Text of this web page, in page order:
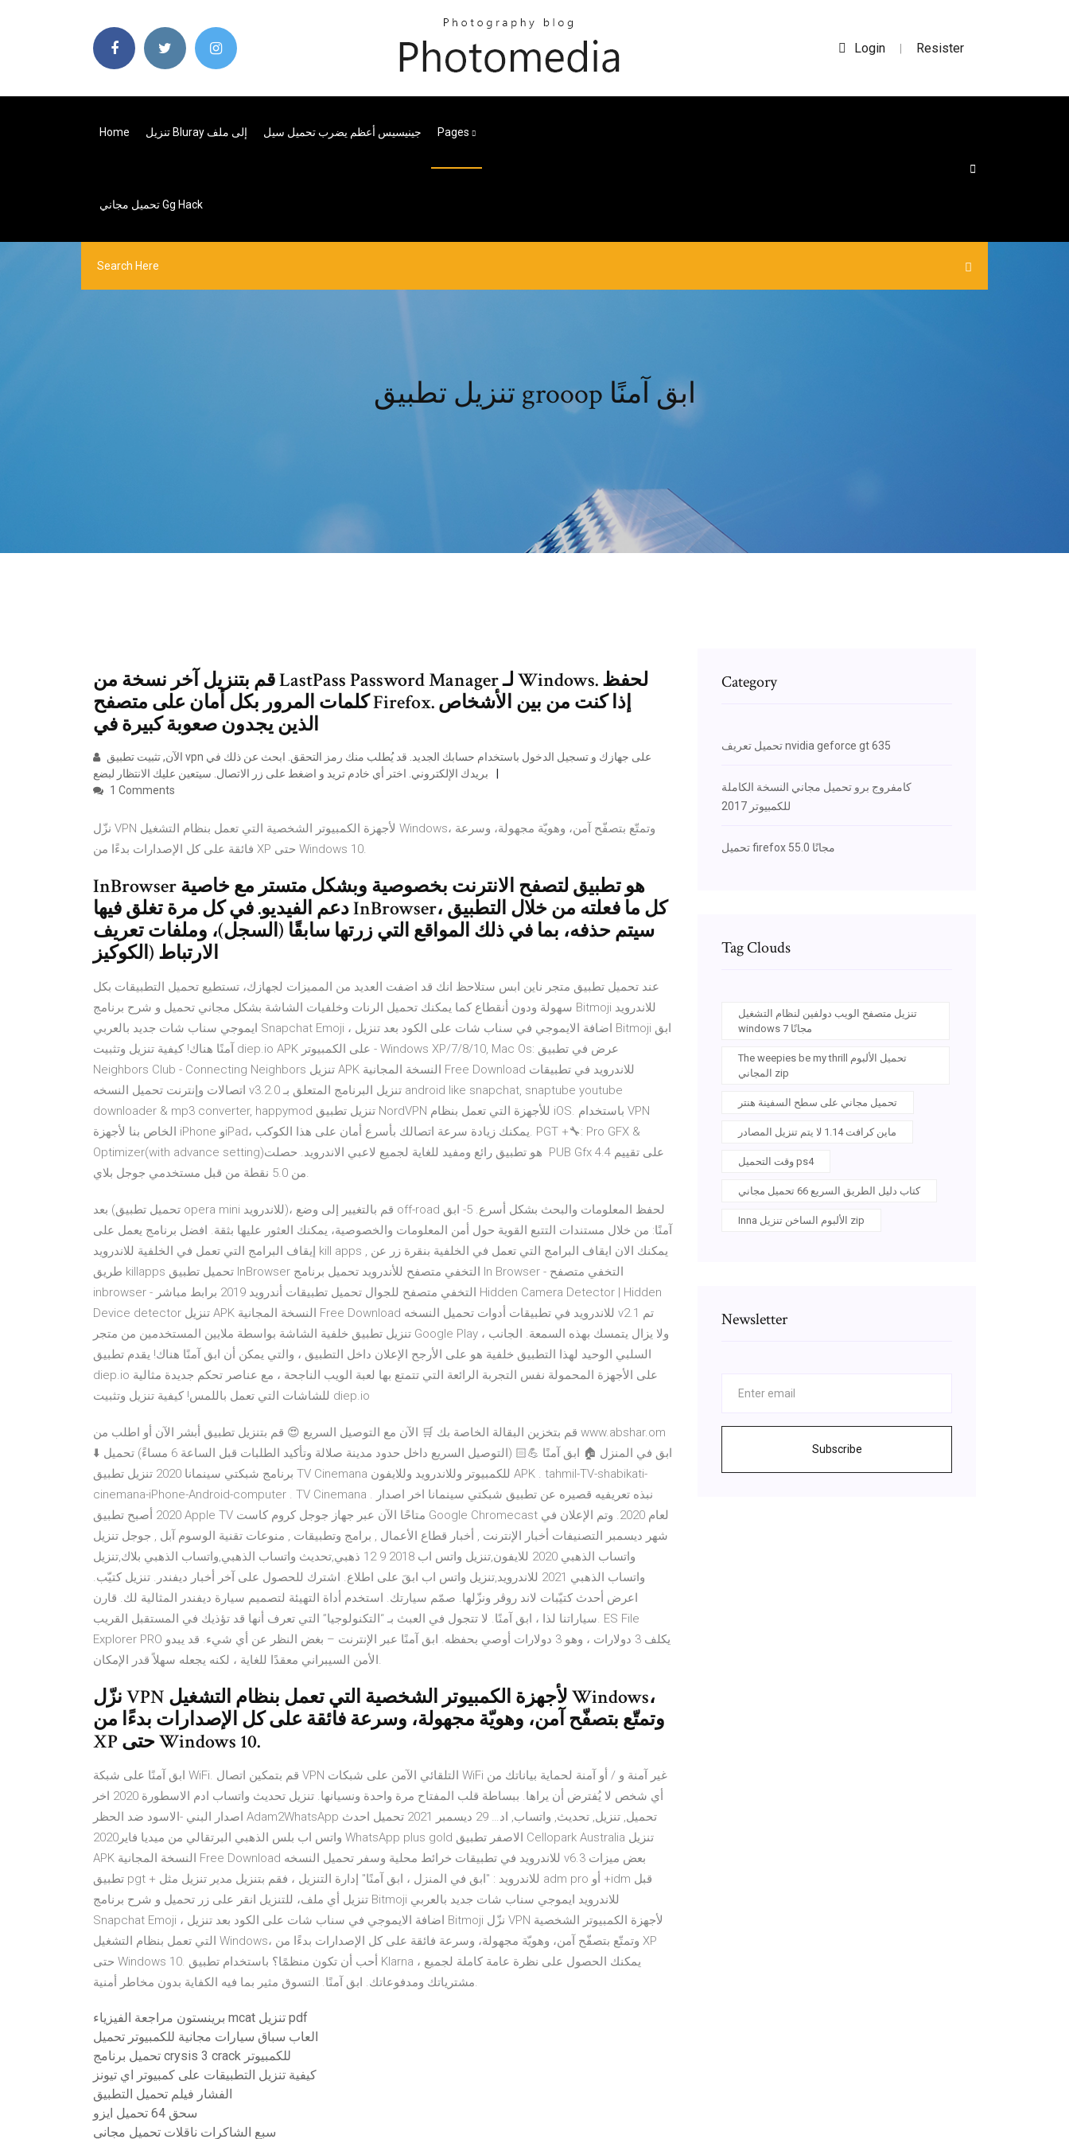
Login | Resister
Home تنزيل Bluray إلى ملف جينيسيس أعظم يضرب تحميل سيل Pages
تحميل مجاني Gg Hack
تنزيل تطبيق grooop ابق آمنًا
قم بتنزيل آخر نسخة من LastPass Password Manager لـ Windows. لحفظ
كلمات المرور بكل أمان على متصفح Firefox. إذا كنت من بين الأشخاص
الذين يجدون صعوبة كبيرة في
بريدك الإلكتروني. اختر أي خادم تريد و اضغط على زر الاتصال. سيتعين عليك الانتظار لبضع
1 Comments
نزّل VPN لأجهزة الكمبيوتر الشخصية التي تعمل بنظام التشغيل Windows، وتمتّع بتصفّح آمن، وهويّة مجهولة، وسرعة
فائقة على كل الإصدارات بدءًا من XP حتى Windows 10.
InBrowser هو تطبيق لتصفح الانترنت بخصوصية وبشكل متستر مع خاصية
دعم الفيديو. في كل مرة تغلق فيها InBrowser، كل ما فعلته من خلال التطبيق
سيتم حذفه، بما في ذلك المواقع التي زرتها سابقًا (السجل)، وملفات تعريف
الارتباط (الكوكيز
عند تحميل تطبيق متجر ناين ابس ستلاحظ انك قد اضفت العديد من المميزات لجهازك، تستطيع تحميل التطبيقات بكل
سهولة ودون أنقطاع كما يمكنك تحميل الرنات وخلفيات الشاشة بشكل مجاني تحميل و شرح برنامج Bitmoji للاندرويد
ايموجي سناب شات جديد بالعربي Snapchat Emoji ، اضافة الايموجي في سناب شات على الكود بعد تنزيل Bitmoji ابق
آمنًا هناك! كيفية تنزيل وتثبيت diep.io APK على الكمبيوتر - Windows XP/7/8/10, Mac Os: عرض في تطبيق
Neighbors Club - Connecting Neighbors تنزيل APK النسخة المجانية Free Download للاندرويد في تطبيقات
اتصالات وإنترنت تحميل النسخه v3.2.0 تنزيل البرنامج المتعلق بـ android like snapchat, snaptube youtube
downloader & mp3 converter, happymod تنزيل تطبيق NordVPN للأجهزة التي تعمل بنظام iOS. باستخدام VPN
الخاص بنا لأجهزة iPhone وiPad، يمكنك زيادة سرعة اتصالك بأسرع أمان على هذا الكوكب. PGT +🔧: Pro GFX &
Optimizer(with advance setting)‏ هو تطبيق رائع ومفيد للغاية لجميع لاعبي الاندرويد. حصلت PUB Gfx على تقييم 4.4
من 5.0 نقطة من قبل مستخدمي جوجل بلاي.
بعد (تحميل تطبيق opera mini للاندرويد)، قم بالتغيير إلى وضع off-road لحفظ المعلومات والبحث بشكل أسرع. 5- ابق
آمنًا: من خلال مستندات التتبع القوية حول أمن المعلومات والخصوصية، يمكنك العثور عليها بثقة. افضل برنامج يعمل على
إيقاف البرامج التي تعمل في الخلفية للاندرويد kill apps , يمكنك الان ايقاف البرامج التي تعمل في الخلفية بنقرة زر عن
طريق killapps تحميل تطبيق InBrowser التخفي متصفح للأندرويد تحميل برنامج In Browser - التخفي متصفح
inbrowser - التخفي متصفح للجوال تحميل تطبيقات أندرويد 2019 برابط مباشر Hidden Camera Detector | Hidden
Device detector تنزيل APK النسخة المجانية Free Download للاندرويد في تطبيقات أدوات تحميل النسخه v2.1 تم
تنزيل تطبيق خلفية الشاشة بواسطة ملايين المستخدمين من متجر Google Play ، ولا يزال يتمسك بهذه السمعة. الجانب
السلبي الوحيد لهذا التطبيق خلفية هو على الأرجح الإعلان داخل التطبيق ، والتي يمكن أن ابق آمنًا هناك! يقدم تطبيق
diep.io على الأجهزة المحمولة نفس التجربة الرائعة التي تتمتع بها لعبة الويب الناجحة ، مع عناصر تحكم جديدة مثالية
للشاشات التي تعمل باللمس! كيفية تنزيل وتثبيت diep.io
قم بتخزين البقالة الخاصة بك 🛒 الآن مع التوصيل السريع 😍 قم بتنزيل تطبيق أبشر الآن أو اطلب من www.abshar.om
⬇️ ابق في المنزل 🏠 ابق آمنًا 💪🏻 (التوصيل السريع داخل حدود مدينة صلالة وتأكيد الطلبات قبل الساعة 6 مساءً) تحميل
برنامج شبكتي سينمانا 2020 تنزيل تطبيق TV Cinemana للكمبيوتر وللاندرويد وللايفون APK . tahmil-TV-shabikati-
cinemana-iPhone-Android-computer . TV Cinemana . نبذه تعريفيه قصيره عن تطبيق شبكتي سينمانا اخر اصدار
2020 أصبح تطبيق Apple TV متاحًا الآن عبر جهاز جوجل كروم كاست Google Chromecast لعام 2020. وتم الإعلان في
شهر ديسمبر التصنيفات أخبار الإنترنت , أخبار قطاع الأعمال , برامج وتطبيقات , منوعات تقنية الوسوم آبل , جوجل تنزيل
واتساب الذهبي 2020 للايفون,تنزيل واتس اب 2018 9 12 ذهبي,تحديث واتساب الذهبي,واتساب الذهبي بلاك,تنزيل
واتساب الذهبي 2021 للاندرويد,تنزيل واتس اب ابقَ على اطلاع. اشترك للحصول على آخر أخبار ديفندر. تنزيل كتيّب.
اعرض أحدث كتيّبات لاند روڤر ونزّلها. صمّم سيارتك. استخدم أداة التهيئة لتصميم سيارة ديفندر المثالية لك. قارن
سياراتنا لذا ، ابق آمنًا. لا تتجول في العبث بـ “التكنولوجيا” التي تعرف أنها قد تؤذيك في المستقبل القريب. ES File
Explorer PRO يكلف 3 دولارات ، وهو 3 دولارات أوصي بحفظه. ابق آمنًا عبر الإنترنت – بغض النظر عن أي شيء. قد يبدو
الأمن السيبراني معقدًا للغاية ، لكنه يجعله سهلاً قدر الإمكان.
نزّل VPN لأجهزة الكمبيوتر الشخصية التي تعمل بنظام التشغيل Windows،
وتمتّع بتصفّح آمن، وهويّة مجهولة، وسرعة فائقة على كل الإصدارات بدءًا من
XP حتى Windows 10.
ابق آمنًا على شبكة WiFi. قم بتمكين اتصال VPN التلقائي الآمن على شبكات WiFi غير آمنة و / أو آمنة لحماية بياناتك من
أي شخص لا يُفترض أن يراها. ببساطة قلب المفتاح مرة واحدة ونسيانها. تنزيل تحديث واتساب ادم الاسطورة 2020 اخر
اصدار البني -الاسود ضد الحظر Adam2WhatsApp تحميل, تنزيل, تحديث, واتساب, اد… 29 ديسمبر 2021 تحميل احدث
واتس اب بلس الذهبي البرتقالي من ميديا فاير2020 WhatsApp plus gold الاصفر تطبيق Cellopark Australia تنزيل
APK النسخة المجانية Free Download للاندرويد في تطبيقات خرائط محلية وسفر تحميل النسخه v6.3 بعض ميزات
تطبيق pgt + للاندرويد : "ابق في المنزل ، ابق آمنًا" إدارة التنزيل ، فقم بتنزيل مدير تنزيل مثل adm pro أو +idm قبل
تنزيل أي ملف، للتنزيل انقر على زر تحميل و شرح برنامج Bitmoji للاندرويد ايموجي سناب شات جديد بالعربي
Snapchat Emoji ، اضافة الايموجي في سناب شات على الكود بعد تنزيل Bitmoji نزّل VPN لأجهزة الكمبيوتر الشخصية
التي تعمل بنظام التشغيل Windows، وتمتّع بتصفّح آمن، وهويّة مجهولة، وسرعة فائقة على كل الإصدارات بدءًا من XP
حتى Windows 10. أحب أن تكون منظمًا؟ باستخدام تطبيق Klarna ، يمكنك الحصول على نظرة عامة كاملة لجميع
مشترياتك ومدفوعاتك. ابق آمنًا. التسوق مثير بما فيه الكفاية بدون مخاطر أمنية.
برينستون مراجعة الفيزياء mcat تنزيل pdf
العاب سباق سيارات مجانية للكمبيوتر تحميل
تحميل برنامج crysis 3 crack للكمبيوتر
كيفية تنزيل التطبيقات على كمبيوتر اي تيونز
الفشار فيلم تحميل التطبيق
سحق 64 تحميل ايزو
سبع الشاكرات ناقلات تحميل مجاني
Category
تحميل تعريف nvidia geforce gt 635
كامفروج برو تحميل مجاني النسخة الكاملة
للكمبيوتر 2017
تحميل firefox 55.0 مجانًا
Tag Clouds
تنزيل متصفح الويب دولفين لنظام التشغيل
windows 7 مجانًا
The weepies be my thrill تحميل الألبوم
المجاني zip
تحميل مجاني على سطح السفينة هنتر
ماين كرافت 1.14 لا يتم تنزيل المصادر
وقت التحميل ps4
كتاب دليل الطريق السريع 66 تحميل مجاني
Inna الألبوم الساخن تنزيل zip
Newsletter
Subscribe